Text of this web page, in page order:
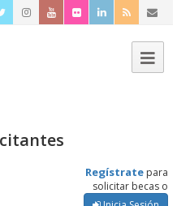
Regístrate para
solicitar becas o